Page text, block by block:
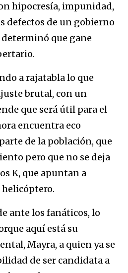
hipocresía, impunidad,
defectos de un gobierno
que gane
a rajatabla lo que
brutal, con un
que será útil para el
encuentra eco
de la población, que
pero que no se deja
K, que apuntan a
ante los fanáticos, lo
aquí está su
Mayra, a quien ya se
de ser candidata a